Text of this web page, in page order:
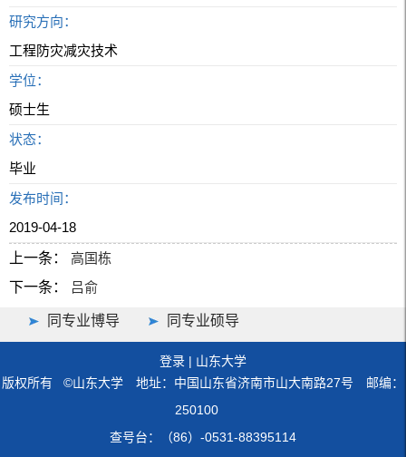
研究方向：
工程防灾减灾技术
学位：
硕士生
状态：
毕业
发布时间：
2019-04-18
上一条：
高国栋
下一条：
吕俞
同专业博导 同专业硕导
登录 | 山东大学
版权所有 ©山东大学 地址：中国山东省济南市山大南路27号 邮编：
250100
查号台：（86）-0531-88395114